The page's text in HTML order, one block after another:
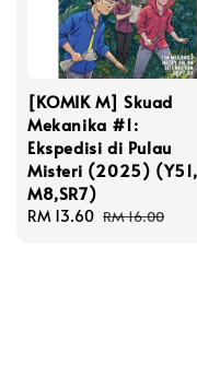
[KOMIK M] Skuad
Mekanika #1:
Ekspedisi di Pulau
Misteri (2025) (Y51,
M8,SR7)
Sale
RM 13.60 Regular
RM 16.00